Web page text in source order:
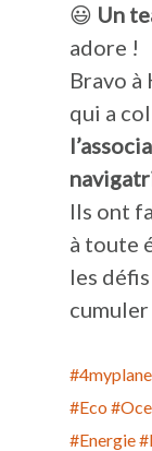
😃 Un
adore !
Bravo
qui a
Ils ont
à toute
les
#Eco
#Energie